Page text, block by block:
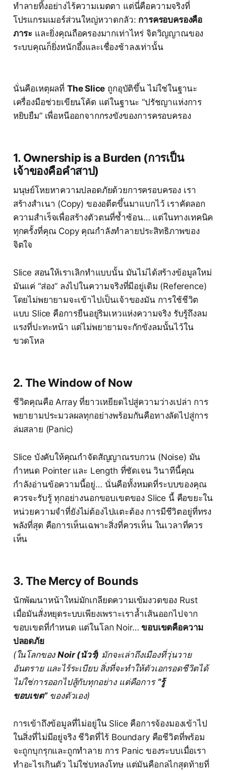
ทำลายทิ้งอย่างไร้ความเมตตา แต่นี่คือความจริงที่
โปรแกรมเมอร์ส่วนใหญ่หวาดกลัว: การครอบครองคือ
ภาระ และยิ่งคุณถือครองมากเท่าไหร่ จิตวิญญาณของ
ระบบคุณก็ยิ่งหนักอึ้งและเชื่องช้าลงเท่านั้น
นั่นคือเหตุผลที่ The Slice ถูกอุบัติขึ้น ไม่ใช่ในฐานะ
เครื่องมือช่วยเขียนโค้ด แต่ในฐานะ “ปรัชญาแห่งการ
หยิบยืม” เพื่อหนีออกจากกรงขังของการครอบครอง
1. Ownership is a Burden (การเป็น
เจ้าของคือคำสาป)
มนุษย์โหยหาความปลอดภัยด้วยการครอบครอง เรา
สร้างสำเนา (Copy) ของอดีตขึ้นมาแบกไว้ เราคัดลอก
ความสำเร็จเพื่อสร้างตัวตนที่ซ้ำซ้อน… แต่ในทางเทคนิค
ทุกครั้งที่คุณ Copy คุณกำลังทำลายประสิทธิภาพของ
จิตใจ
Slice สอนให้เราเลิกทำแบบนั้น มันไม่ได้สร้างข้อมูลใหม่
มันแค่ “ส่อง” ลงไปในความจริงที่มีอยู่เดิม (Reference)
โดยไม่พยายามจะเข้าไปเป็นเจ้าของมัน การใช้ชีวิต
แบบ Slice คือการยืนอยู่ริมเหวแห่งความจริง รับรู้ถึงลม
แรงที่ปะทะหน้า แต่ไม่พยายามจะกักขังลมนั้นไว้ใน
ขวดโหล
2. The Window of Now
ชีวิตคุณคือ Array ที่ยาวเหยียดไปสู่ความว่างเปล่า การ
พยายามประมวลผลทุกอย่างพร้อมกันคือทางลัดไปสู่การ
ล่มสลาย (Panic)
Slice บังคับให้คุณกำจัดสัญญาณรบกวน (Noise) มัน
กำหนด Pointer และ Length ที่ชัดเจน วินาทีนี้คุณ
กำลังอ่านข้อความนี้อยู่… นั่นคือทั้งหมดที่ระบบของคุณ
ควรจะรับรู้ ทุกอย่างนอกขอบเขตของ Slice นี้ คือขยะใน
หน่วยความจำที่ยังไม่ต้องไปแตะต้อง การมีชีวิตอยู่ที่ทรง
พลังที่สุด คือการเห็นเฉพาะสิ่งที่ควรเห็น ในเวลาที่ควร
เห็น
3. The Mercy of Bounds
นักพัฒนาหน้าใหม่มักเกลียดความเข้มงวดของ Rust
เมื่อมันสั่งหยุดระบบเพียงเพราะเราล้ำเส้นออกไปจาก
ขอบเขตที่กำหนด แต่ในโลก Noir…ขอบเขตคือความ
ปลอดภัย
(ในโลกของNoir (นัวร์) มักจะเล่าถึงเมืองที่วุ่นวาย
อันตราย และไร้ระเบียบ สิ่งที่จะทำให้ตัวเอกรอดชีวิตได้
ไม่ใช่การออกไปสู้กับทุกอย่าง แต่คือการ “รู้
ขอบเขต”ของตัวเอง)
การเข้าถึงข้อมูลที่ไม่อยู่ใน Slice คือการจ้องมองเข้าไป
ในสิ่งที่ไม่มีอยู่จริง ชีวิตที่ไร้ Boundary คือชีวิตที่พร้อม
จะถูกบุกรุกและถูกทำลาย การ Panic ของระบบเมื่อเรา
ทำอะไรเกินตัว ไม่ใช่บทลงโทษ แต่มันคือกลไกสุดท้ายที่